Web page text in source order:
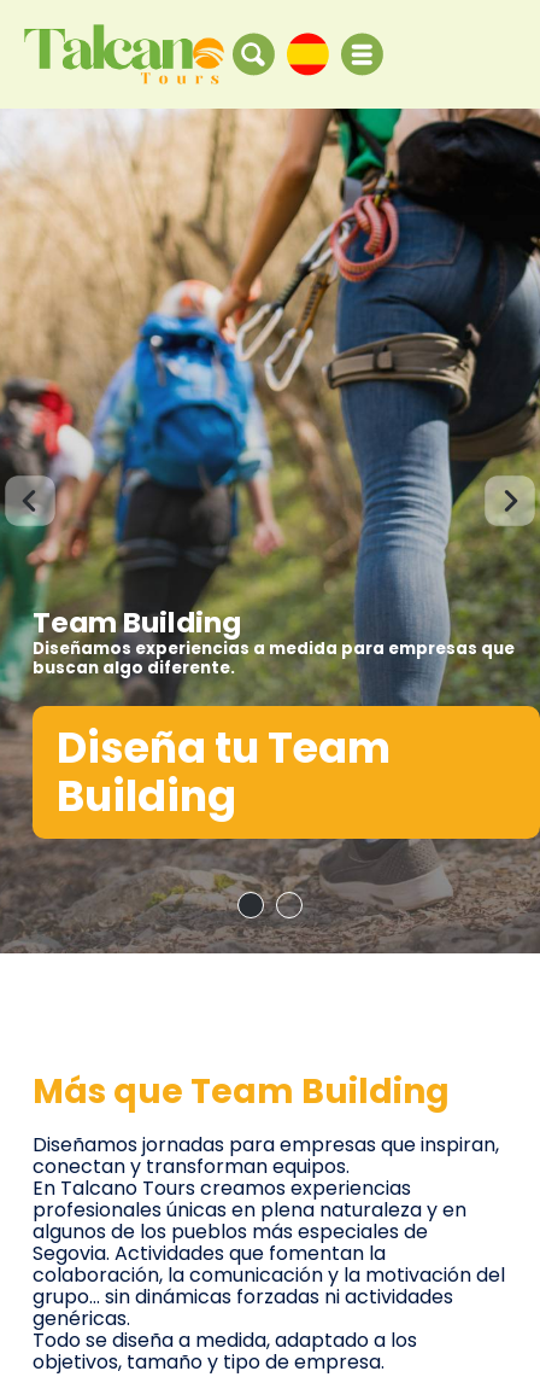
Team Building
Diseñamos experiencias a medida para empresas que
buscan algo diferente.
Diseña tu Team
Building
Más que Team Building
Diseñamos jornadas para empresas que inspiran,
conectan y transforman equipos.
En Talcano Tours creamos experiencias
profesionales únicas en plena naturaleza y en
algunos de los pueblos más especiales de
Segovia. Actividades que fomentan la
colaboración, la comunicación y la motivación del
grupo… sin dinámicas forzadas ni actividades
genéricas.
Todo se diseña a medida, adaptado a los
objetivos, tamaño y tipo de empresa.